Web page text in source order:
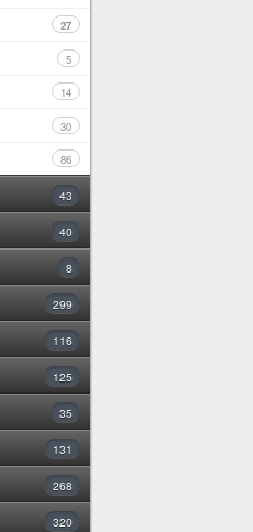
27
5
14
30
86
43
40
8
299
116
125
35
131
268
320